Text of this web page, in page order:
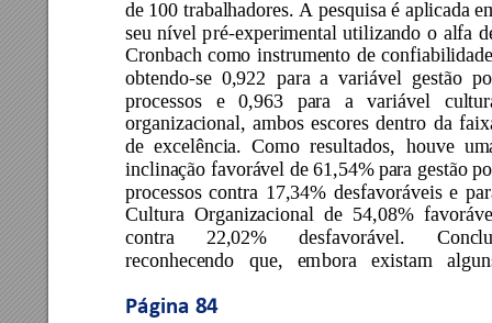
Página 84
de 100 trabalhadores. A pesquisa é aplicada e
seu nível pré-experimental utilizando o alfa
Cronbach como instrumento de
obtendo-se 0,922 para a variável gestão
processos e 0,963 para a variável
organizacional, ambos escores dentro da
de excelência. Como resultados, houve
inclinação favorável de 61,54% para gestão
processos contra 17,34% desfavoráveis e
Cultura Organizacional de 54,08% f
contra
22,02% desfavorável.
reconhecendo
que, embora existam